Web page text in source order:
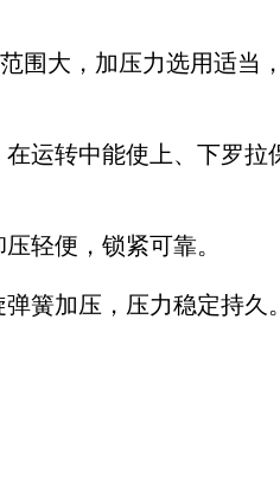
围大，加压力选用适当
运转中能使上、下罗拉
轻便，锁紧可靠。
簧加压，压力稳定持久